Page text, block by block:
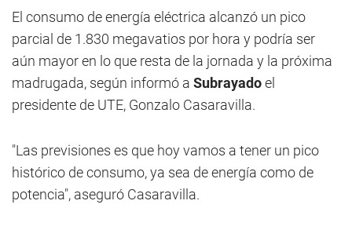
El consumo de energía eléctrica alcanzó un pico
parcial de 1.830 megavatios por hora y podría ser
aún mayor en lo que resta de la jornada y la próxima
madrugada, según informó a Subrayadoel
presidente de UTE, Gonzalo Casaravilla.
"Las previsiones es que hoy vamos a tener un pico
histórico de consumo, ya sea de energía como de
potencia", aseguró Casaravilla.